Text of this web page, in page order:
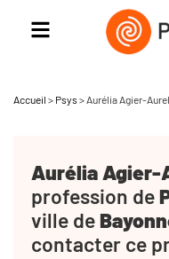
Accueil > Psys > Aurélia Agier-Aurel
Aurélia Agier-
profession de
ville de
contacter ce